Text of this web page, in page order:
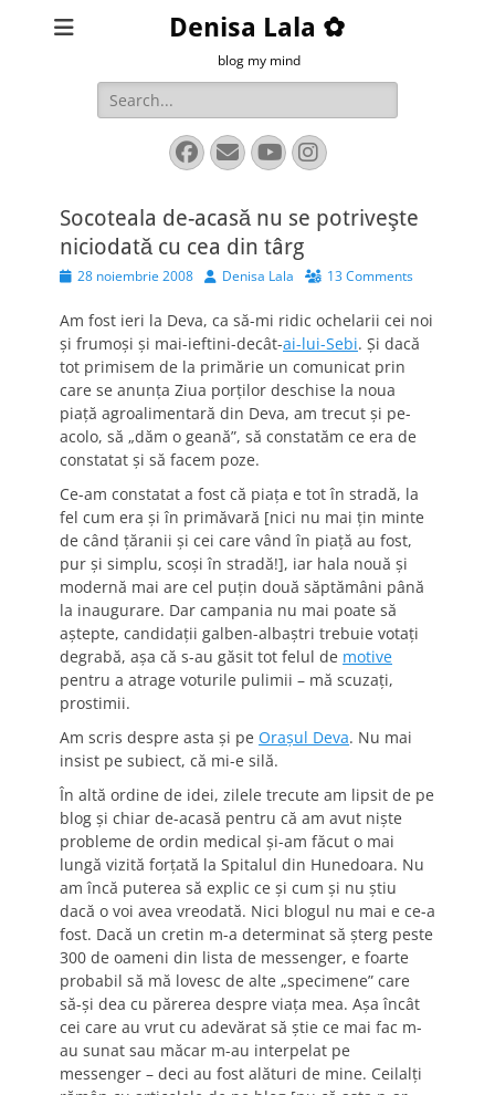
Denisa Lala ✿
blog my mind
Search
for:
Facebook
EmailYouTube
Instagram
Socoteala de-acasă nu se potriveşte
niciodată cu cea din târg
Posted
28 noiembrie 2008 AuthorDenisa Lala 13 Comments
Am fost ieri la Deva, ca să-mi ridic ochelarii cei noi
şi frumoşi şi mai-ieftini-decât-ai-lui-Sebi. Şi dacă
tot primisem de la primărie un comunicat prin
care se anunţa Ziua porţilor deschise la noua
piaţă agroalimentară din Deva, am trecut şi pe-
acolo, să „dăm o geană”, să constatăm ce era de
constatat şi să facem poze.
Ce-am constatat a fost că piaţa e tot în stradă, la
fel cum era şi în primăvară [nici nu mai ţin minte
de când ţăranii şi cei care vând în piaţă au fost,
pur şi simplu, scoşi în stradă!], iar hala nouă şi
modernă mai are cel puţin două săptămâni până
la inaugurare. Dar campania nu mai poate să
aştepte, candidaţii galben-albaştri trebuie votaţi
degrabă, aşa că s-au găsit tot felul de motive
pentru a atrage voturile pulimii – mă scuzaţi,
prostimii.
Am scris despre asta şi pe Oraşul Deva. Nu mai
insist pe subiect, că mi-e silă.
În altă ordine de idei, zilele trecute am lipsit de pe
blog şi chiar de-acasă pentru că am avut nişte
probleme de ordin medical şi-am făcut o mai
lungă vizită forţată la Spitalul din Hunedoara. Nu
am încă puterea să explic ce şi cum şi nu ştiu
dacă o voi avea vreodată. Nici blogul nu mai e ce-a
fost. Dacă un cretin m-a determinat să şterg peste
300 de oameni din lista de messenger, e foarte
probabil să mă lovesc de alte „specimene” care
să-şi dea cu părerea despre viaţa mea. Aşa încât
cei care au vrut cu adevărat să ştie ce mai fac m-
au sunat sau măcar m-au interpelat pe
messenger – deci au fost alături de mine. Ceilalţi